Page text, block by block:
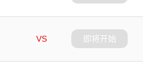
VS
即将开始